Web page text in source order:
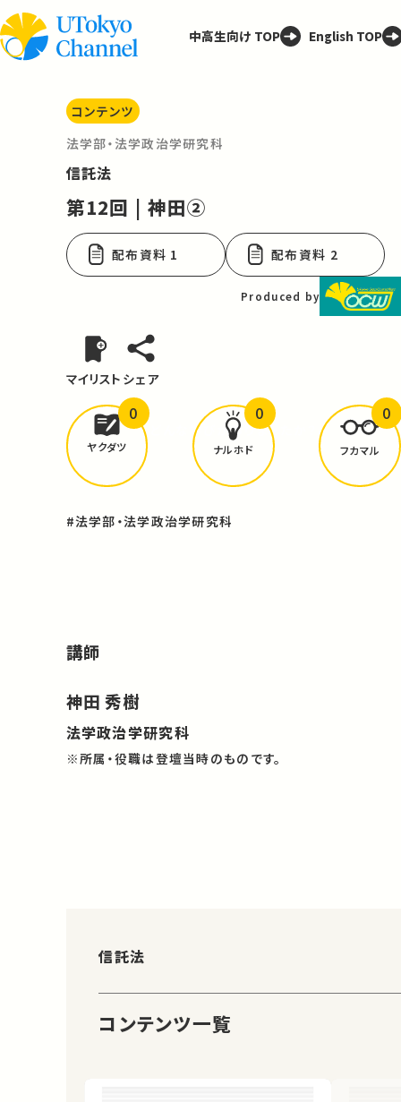
中高生向け TOP English TOP
コンテンツ
法学部・法学政治学研究科
信託法
第12回 | 神田②
配布資料 1 配布資料 2
Produced by
マイリスト シェア
どんな学びがありましたか？
ヤクダツ
0
ナルホド
0
フカマル
0
#法学部・法学政治学研究科
講師
神田 秀樹
法学政治学研究科
※所属・役職は登壇当時のものです。
信託法
コンテンツ一覧